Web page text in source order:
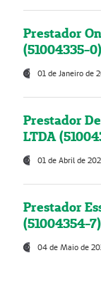
Prestador
(51004335-0)
01 de Janeiro de
Prestador
LTDA
01 de Abril de
Prestador
(51004354-7)
04 de Maio de